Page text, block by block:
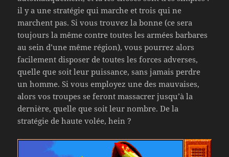
il y a une stratégie qui marche et trois qui ne
marchent pas. Si vous trouvez la bonne (ce sera
toujours la même contre toutes les armées barbares
au sein d’une même région), vous pourrez alors
facilement disposer de toutes les forces adverses,
quelle que soit leur puissance, sans jamais perdre
un homme. Si vous employez une des mauvaises,
alors vos troupes se feront massacrer jusqu’à la
dernière, quelle que soit leur nombre. De la
stratégie de haute volée, hein ?